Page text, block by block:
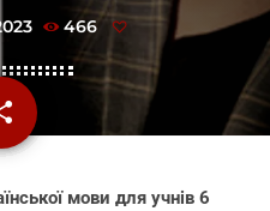
466
мови для учнів 6